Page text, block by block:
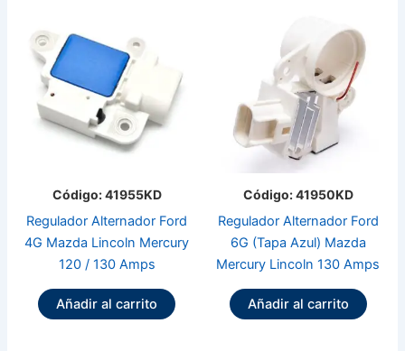
Código: 41955KD
Regulador Alternador Ford
4G Mazda Lincoln Mercury
120 / 130 Amps
Añadir al carrito
Código: 41950KD
Regulador Alternador Ford
6G (Tapa Azul) Mazda
Mercury Lincoln 130 Amps
Añadir al carrito